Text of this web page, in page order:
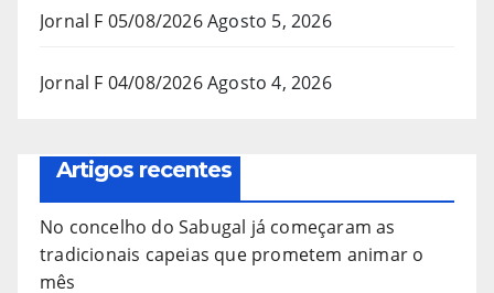
Jornal F 05/08/2026Agosto 5, 2026
Jornal F 04/08/2026Agosto 4, 2026
Artigos recentes
No concelho do Sabugal já começaram as
tradicionais capeias que prometem animar o
mês